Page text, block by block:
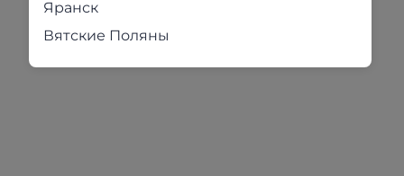
Яранск
Вятские Поляны